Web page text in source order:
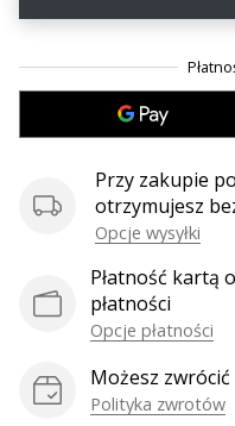
jesteś
Dołącz
jako
ambasador
Weplayhandball
Przy zakupie
otrzymujesz
Opcje wysyłki
Płatność kartą
płatności
Opcje płatności
Możesz
Polityka zwrotów